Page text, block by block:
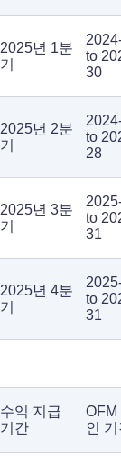
2025년 1분
기
to
30
2025년 2분
기
to
28
2025년 3분
기
to
31
2025년 4분
기
to
31
수익 지급
기간
OFM
인